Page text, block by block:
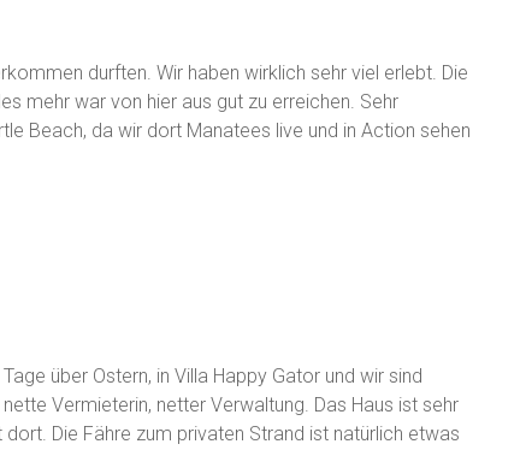
durften. Wir haben wirklich sehr viel erlebt. Die
mehr war von hier aus gut zu erreichen. Sehr
Beach, da wir dort Manatees live und in Action sehen
über Ostern, in Villa Happy Gator und wir sind
Vermieterin, netter Verwaltung. Das Haus ist sehr
Die Fähre zum privaten Strand ist natürlich etwas